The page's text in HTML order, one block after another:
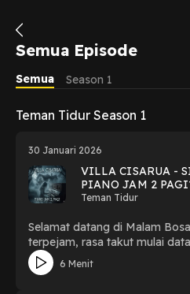
Semua Episode
Semua
Season 1
Teman Tidur Season 1
30 Januari 2026
VILLA CISARUA -
PIANO JAM 2
Teman Tidur
Selamat datang di Malam
terpejam, rasa takut mulai
nemenin malam sunyi lo
mencekam, urban legend
6 Menit